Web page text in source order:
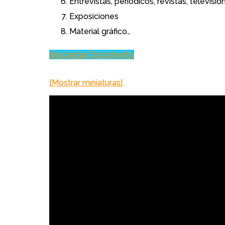
Exposiciones
Material gráfico…
descargar Documento
[Mostrar miniaturas]